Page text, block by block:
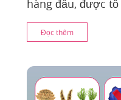
hàng đầu, được
tại Bangkok, Thái
gia từ k
Đọc thêm